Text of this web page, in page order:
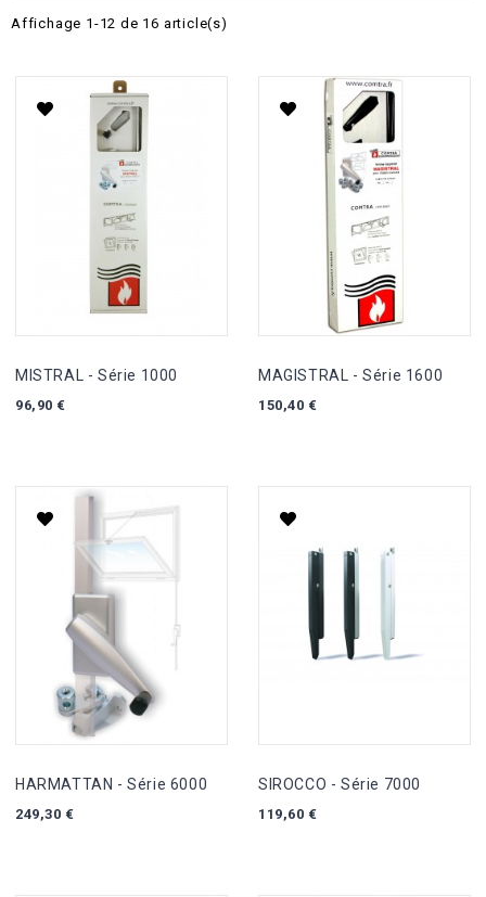
Affichage 1-12 de 16 article(s)
MISTRAL - Série 1000
96,90 €
MAGISTRAL - Série 1600
150,40 €
HARMATTAN - Série 6000
249,30 €
SIROCCO - Série 7000
119,60 €